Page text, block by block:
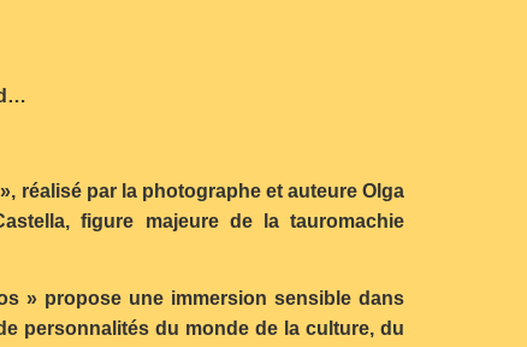
réalisé par la photographe et auteure Olga
figure majeure de la tauromachie
» propose une immersion sensible dans
personnalités du monde de la culture, du